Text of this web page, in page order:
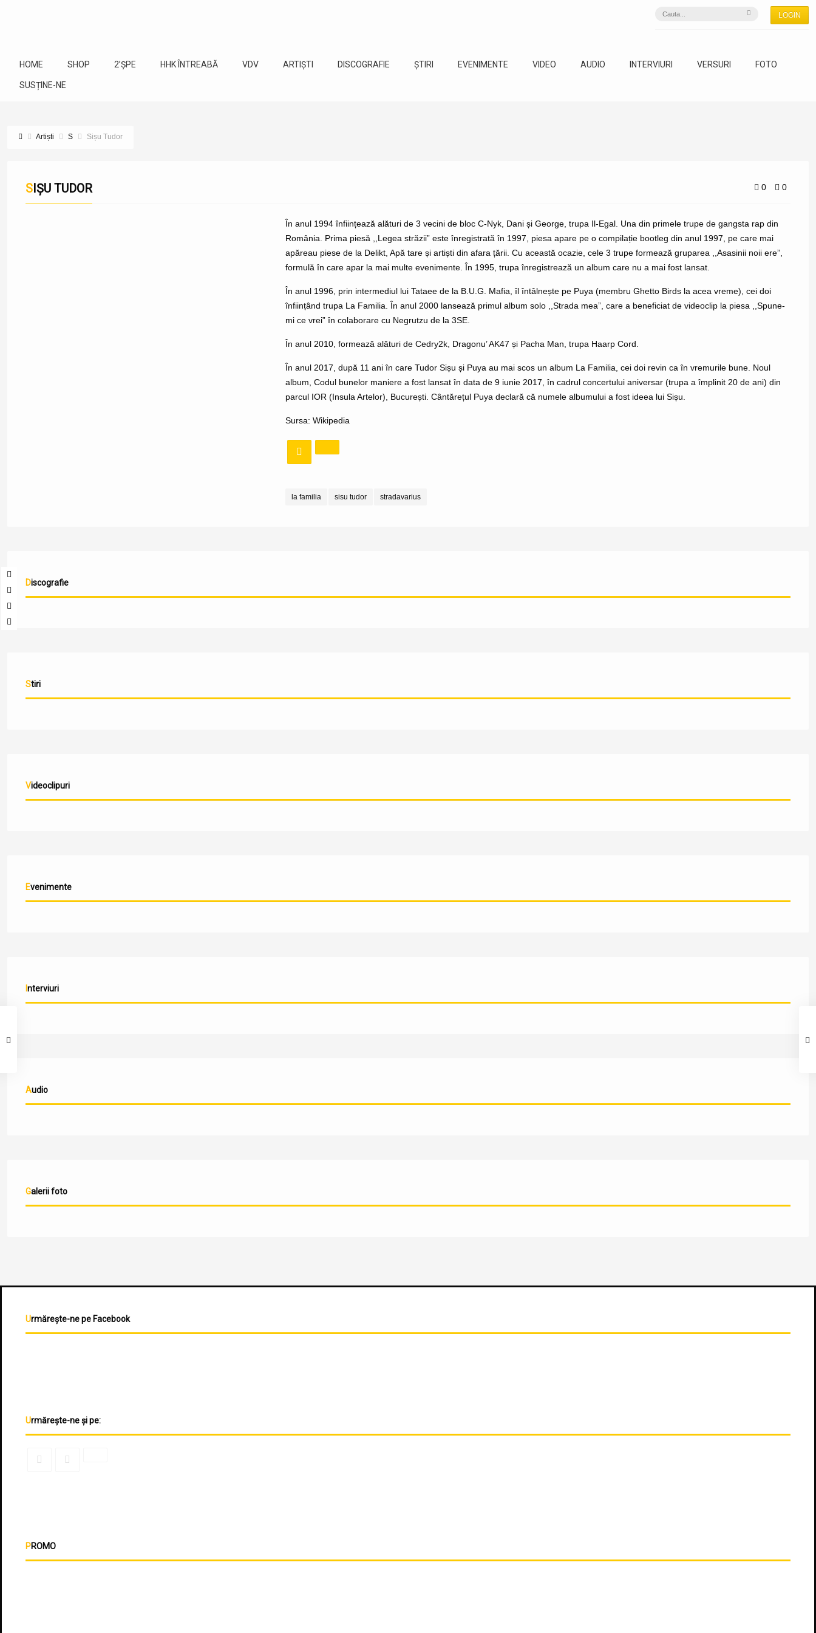
LOGIN
HOME SHOP 2’ȘPE HHK ÎNTREABĂ VDV ARTIȘTI DISCOGRAFIE ȘTIRI EVENIMENTE VIDEO AUDIO INTERVIURI VERSURI FOTO
SUSȚINE-NE
Artiști S Sișu Tudor
0 0
SIȘU TUDOR
În anul 1994 înființează alături de 3 vecini de bloc C-Nyk, Dani și George, trupa Il-Egal. Una din primele trupe de gangsta rap din
România. Prima piesă ,,Legea străzii” este înregistrată în 1997, piesa apare pe o compilație bootleg din anul 1997, pe care mai
apăreau piese de la Delikt, Apă tare și artiști din afara țării. Cu această ocazie, cele 3 trupe formează gruparea ,,Asasinii noii ere”,
formulă în care apar la mai multe evenimente. În 1995, trupa înregistrează un album care nu a mai fost lansat.
În anul 1996, prin intermediul lui Tataee de la B.U.G. Mafia, îl întâlnește pe Puya (membru Ghetto Birds la acea vreme), cei doi
înființând trupa La Familia. În anul 2000 lansează primul album solo ,,Strada mea”, care a beneficiat de videoclip la piesa ,,Spune-
mi ce vrei” în colaborare cu Negrutzu de la 3SE.
În anul 2010, formează alături de Cedry2k, Dragonu’ AK47 și Pacha Man, trupa Haarp Cord.
În anul 2017, după 11 ani în care Tudor Sișu și Puya au mai scos un album La Familia, cei doi revin ca în vremurile bune. Noul
album, Codul bunelor maniere a fost lansat în data de 9 iunie 2017, în cadrul concertului aniversar (trupa a împlinit 20 de ani) din
parcul IOR (Insula Artelor), București. Cântărețul Puya declară că numele albumului a fost ideea lui Sișu.
Sursa:Wikipedia
la familia sisu tudor stradavarius
Discografie
Stiri
Videoclipuri
Evenimente
Interviuri
Audio
Galerii foto
Urmărește-ne pe Facebook
Urmărește-ne și pe:
PROMO